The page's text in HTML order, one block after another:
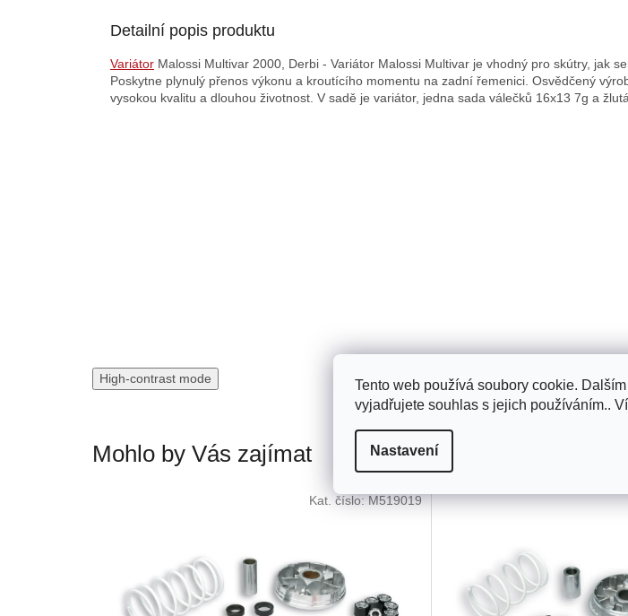
Tento web používá soubory cookie.
vyjadřujete souhlas s jejich používáním..
Nastavení
Detailní popis produktu
Variátor Malossi Multivar 2000, Derbi - Variátor Malossi Multivar je vhodný pro skútry, jak
Poskytne plynulý přenos výkonu a kroutícího momentu na zadní řemenici. Osvědčený
vysokou kvalitu a dlouhou životnost. V sadě je variátor, jedna sada válečků 16x13 7g a žlutá
High-contrast mode
Mohlo by Vás zajímat
Kat. číslo:M519019